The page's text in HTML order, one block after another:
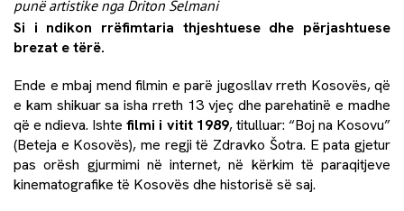
punë artistike nga Driton Selmani
Si i ndikon rrëfimtaria thjeshtuese dhe përjashtuese
brezat e tërë.
Ende e mbaj mend filmin e parë jugosllav rreth Kosovës, që
e kam shikuar sa isha rreth 13 vjeç dhe parehatinë e madhe
që e ndieva. Ishtefilmi i vitit 1989, titulluar: “Boj na Kosovu”
(Beteja e Kosovës), me regji të Zdravko Šotra. E pata gjetur
pas orësh gjurmimi në internet, në kërkim të paraqitjeve
kinematografike të Kosovës dhe historisë së saj.